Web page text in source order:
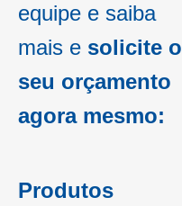
equipe e saiba
mais e solicite o
seu orçamento
agora mesmo:
Produtos